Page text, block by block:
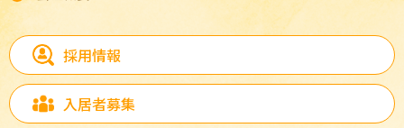
採用情報
入居者募集